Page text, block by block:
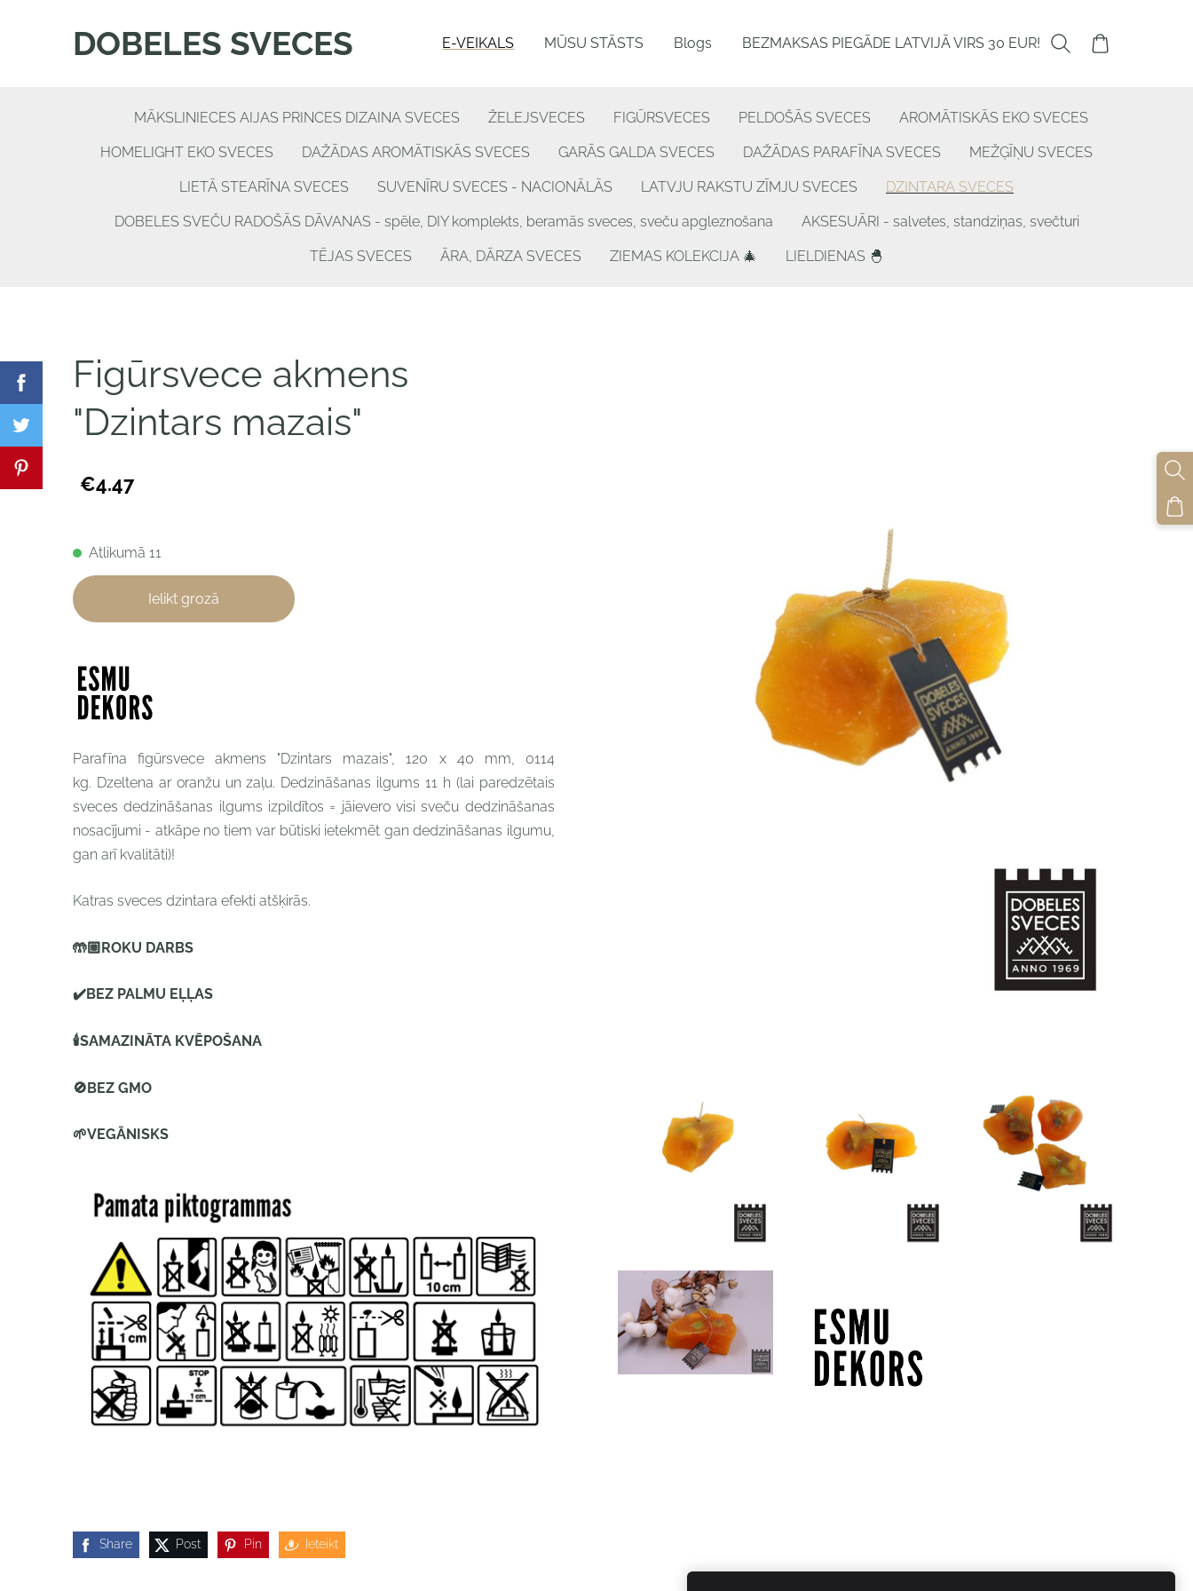
DOBELES SVECES E-VEIKALS MŪSU STĀSTS Blogs BEZMAKSAS PIEGĀDE LATVIJĀ VIRS 30 EUR!
MĀKSLINIECES AIJAS PRINCES DIZAINA SVECES ŽELEJSVECES FIGŪRSVECES PELDOŠĀS SVECES AROMĀTISKĀS EKO SVECES
HOMELIGHT EKO SVECES DAŽĀDAS AROMĀTISKĀS SVECES GARĀS GALDA SVECES DAŽĀDAS PARAFĪNA SVECES MEŽĢĪŅU SVECES
LIETĀ STEARĪNA SVECES SUVENĪRU SVECES - NACIONĀLĀS LATVJU RAKSTU ZĪMJU SVECES DZINTARA SVECES
DOBELES SVEČU RADOŠĀS DĀVANAS - spēle, DIY komplekts, beramās sveces, sveču apgleznošana AKSESUĀRI - salvetes, standziņas, svečturi
TĒJAS SVECES ĀRA, DĀRZA SVECES ZIEMAS KOLEKCIJA 🎄 LIELDIENAS 🐣
Figūrsvece akmens
"Dzintars mazais"
€4.47
Atlikumā 11
Ielikt grozā
Parafīna figūrsvece akmens "Dzintars mazais", 120 x 40 mm, 0114
kg. Dzeltena ar oranžu un zaļu. Dedzināšanas ilgums 11 h (lai paredzētais
sveces dedzināšanas ilgums izpildītos = jāievero visi sveču dedzināšanas
nosacījumi - atkāpe no tiem var būtiski ietekmēt gan dedzināšanas ilgumu,
gan arī kvalitāti)!
Katras sveces dzintara efekti atšķirās.
🤲🏼ROKU DARBS
✔️BEZ PALMU EĻĻAS
🕯SAMAZINĀTA KVĒPOŠANA
🚫BEZ GMO
🌱VEGĀNISKS
Share Post Pin Ieteikt